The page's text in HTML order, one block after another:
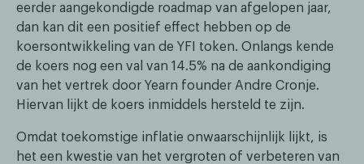
eerder aangekondigde roadmap van afgelopen jaar,
dan kan dit een positief effect hebben op de
koersontwikkeling van de YFI token. Onlangs kende
de koers nog een val van 14.5% na de aankondiging
van het vertrek door Yearn founder Andre Cronje.
Hiervan lijkt de koers inmiddels hersteld te zijn.
Omdat toekomstige inflatie onwaarschijnlijk lijkt, is
het een kwestie van het vergroten of verbeteren van